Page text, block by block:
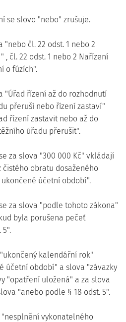
se slovo "nebo" zrušuje.
"nebo čl. 22 odst. 1 nebo 2
čl. 22 odst. 1 nebo 2 Nařízení
o fúzích".
"Úřad řízení až do rozhodnutí
přeruší nebo řízení zastaví"
řízení zastavit nebo až do
úřadu přerušit".
za slova "300 000 Kč" vkládají
čistého obratu dosaženého
účetní období".
za slova "podle tohoto zákona"
byla porušena pečeť
5".
"ukončený kalendářní rok"
účetní období" a slova "závazky
"opatření uložená" a za slova
"anebo podle § 18 odst. 5".
"nesplnění vykonatelného